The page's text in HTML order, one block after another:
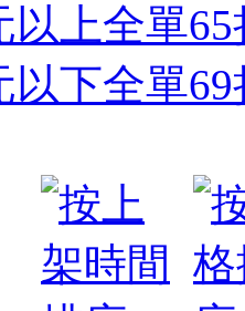
以上全單65
以下全單69